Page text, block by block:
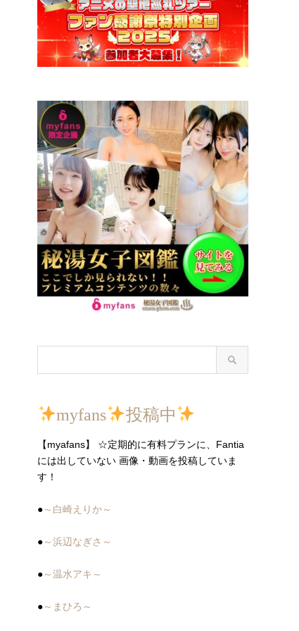
myfans 投稿中
【myafans】 ☆定期的に有料プランに、Fantia
には出していない 画像・動画を投稿していま
す！
●～白崎えりか～
●～浜辺なぎさ～
●～温水アキ～
●～まひろ～